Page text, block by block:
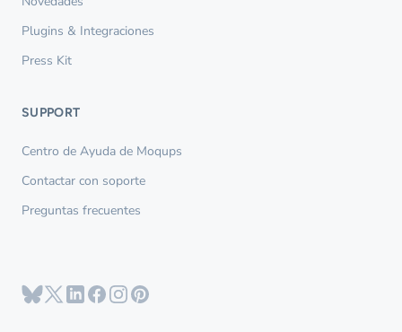
Plugins & Integraciones
Press Kit
SUPPORT
Centro de Ayuda de Moqups
Contactar con soporte
Preguntas frecuentes